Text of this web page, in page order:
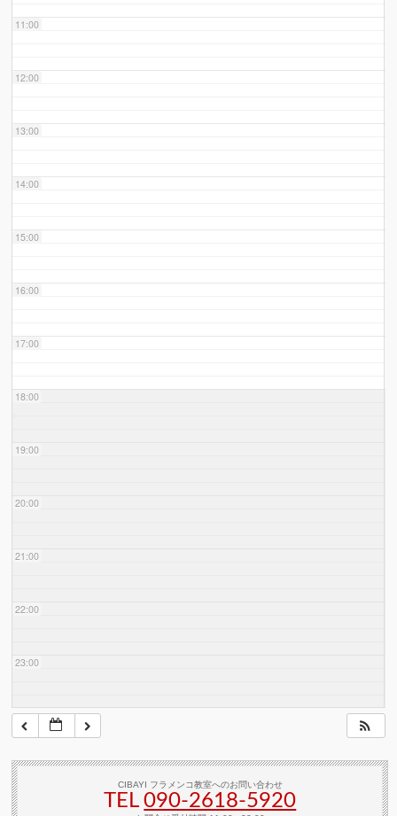
11:00
12:00
13:00
14:00
15:00
16:00
17:00
18:00
19:00
20:00
21:00
22:00
23:00
CIBAYI フラメンコ教室へのお問い合わせ
TEL090-2618‐5920